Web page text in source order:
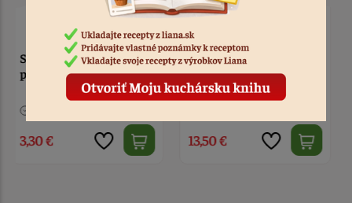
Mramorový mažiar pr.
13,50 €
Stojan a 12 koreničiek
24,00 €